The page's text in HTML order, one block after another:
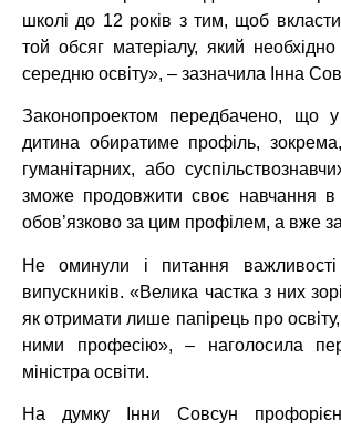
школі до 12 років з тим, щоб
той обсяг матеріалу, який
середню освіту», – зазначила Інна
Законопроектом передбачено, що
дитина обиратиме профіль,
гуманітарних, або
зможе продовжити своє навчання в
обов’язково за цим профілем, а вже
Не оминули і питання важливості
випускників. «Велика частка з них
як отримати лише папірець про
ними професію», – наголосила
міністра освіти.
На думку Інни Совсун